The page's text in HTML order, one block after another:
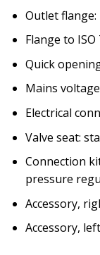
Outlet flange:
Flange to ISO
Quick
Mains
Electrical
Valve seat:
Connection
pressure
Accessory,
Accessory,